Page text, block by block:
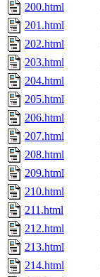
200.html
201.html
202.html
203.html
204.html
205.html
206.html
207.html
208.html
209.html
210.html
211.html
212.html
213.html
214.html